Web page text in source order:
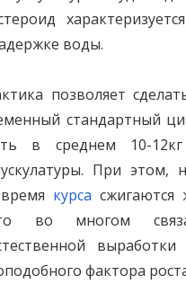
воды.
позволяет
стандартный
в среднем 10-
При этом,
курса сжигаются
во многом
выработки
фактора